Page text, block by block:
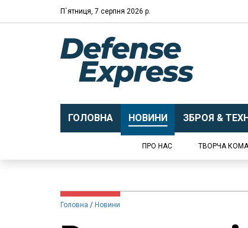
П`ятниця, 7 серпня 2026 р.
ГОЛОВНА НОВИНИ ЗБРОЯ &
ПРО НАС ТВОРЧА
Головна Новини